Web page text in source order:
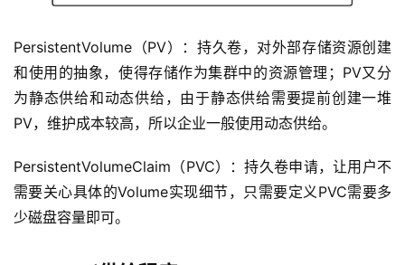
PersistentVolume（PV）：持久卷，对外部存储资源创建
和使用的抽象，使得存储作为集群中的资源管理；PV又分
为静态供给和动态供给，由于静态供给需要提前创建一堆
PV，维护成本较高，所以企业一般使用动态供给。
PersistentVolumeClaim（PVC）：持久卷申请，让用户不
需要关心具体的Volume实现细节，只需要定义PVC需要多
少磁盘容量即可。